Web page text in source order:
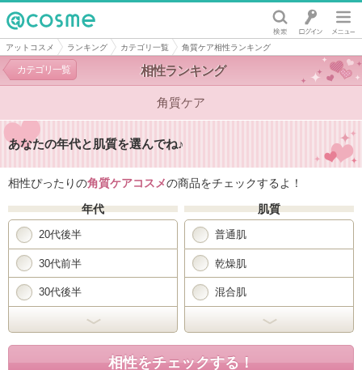
@cosme
アットコスメ ランキング カテゴリ一覧 角質ケア相性ランキング
相性ランキング
カテゴリ一覧
角質ケア
あなたの年代と肌質を選んでね♪
相性ぴったりの角質ケアコスメの商品をチェックするよ！
年代
20代後半
30代前半
30代後半
肌質
普通肌
乾燥肌
混合肌